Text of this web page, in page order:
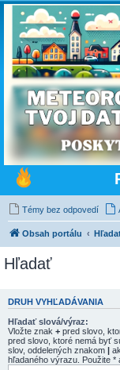
Témy bez odpovedí
Obsah portálu
Hľadať
DRUH VYHĽADÁVANIA
Hľadať slová/výraz:
Vložte znak + pred slovo,
pred slovo, ktoré nemá byť
slov, oddelených znakom |
hľadaného výrazu. Použite *